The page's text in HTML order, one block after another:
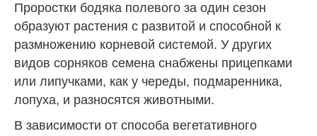
Проростки бодяка полевого за один сезон
образуют растения с развитой и способной к
размножению корневой системой. У других
видов сорняков семена снабжены прицепками
или липучками, как у череды, подмаренника,
лопуха, и разносятся животными.
В зависимости от способа вегетативного